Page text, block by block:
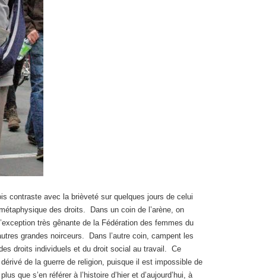
contraste avec la brièveté sur quelques jours de celui
des droits. Dans un coin de l’arène, on
très gênante de la Fédération des femmes du
grandes noirceurs. Dans l’autre coin, campent les
droits individuels et du droit social au travail. Ce
de la guerre de religion, puisque il est impossible de
que s’en référer à l’histoire d’hier et d’aujourd’hui, à